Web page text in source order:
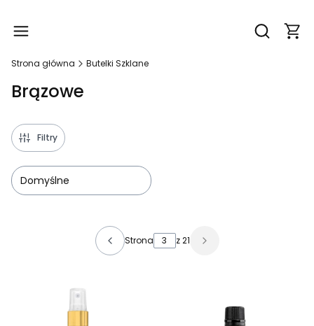
Otwórz
Strona główna Butelki Szklane
Brązowe
Filtry
Domyślne
Lista produktów
Strona z 21